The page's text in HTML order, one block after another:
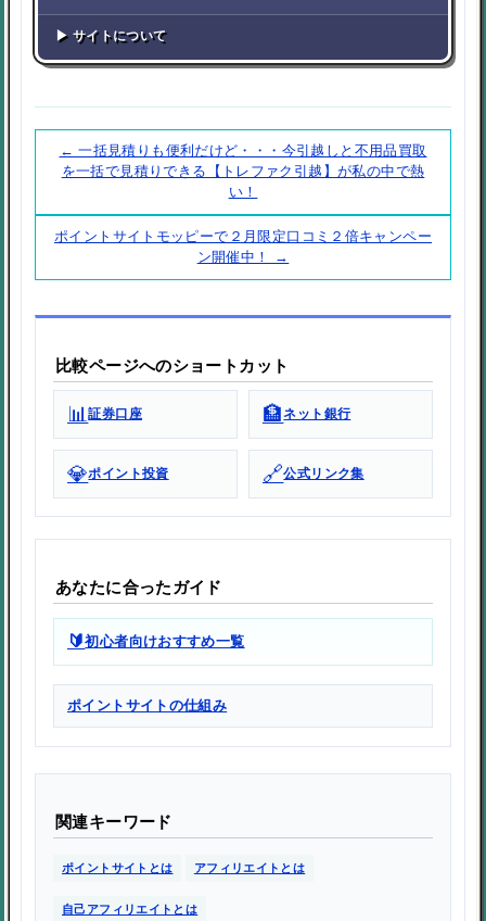
▶ サイトについて
← 一括見積りも便利だけど・・・今引越しと不用品買取
を一括で見積りできる【トレファク引越】が私の中で熱
い！
ポイントサイトモッピーで２月限定口コミ２倍キャンペー
ン開催中！ →
比較ページへのショートカット
📊証券口座 🏦ネット銀行
💎ポイント投資 🔗公式リンク集
あなたに合ったガイド
🔰初心者向けおすすめ一覧
ポイントサイトの仕組み
関連キーワード
ポイントサイトとは アフィリエイトとは
自己アフィリエイトとは